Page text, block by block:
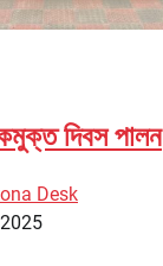
দিবস পালন
Desk